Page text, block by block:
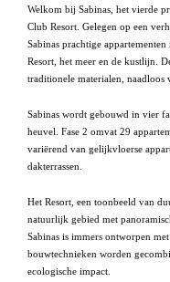
Welkom bij Sabinas, het vierde
Club Resort. Gelegen op een
Sabinas prachtige
Resort, het meer en de kustlijn.
traditionele materialen, naadloos
Sabinas wordt gebouwd in vier
heuvel. Fase 2 omvat 29
variërend van gelijkvloerse
dakterrassen.
Het Resort, een toonbeeld van
natuurlijk gebied met
Sabinas is immers ontworpen
bouwtechnieken worden
ecologische impact.